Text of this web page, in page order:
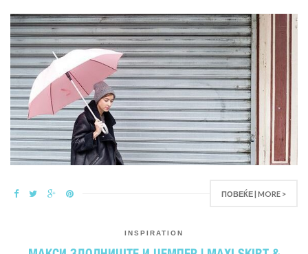
ПОВЕЌЕ | MORE >
INSPIRATION